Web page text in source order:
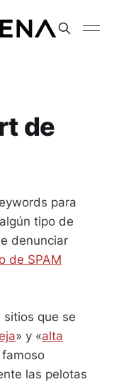
de
para
tipo de
denunciar
de SPAM
sitios que se
» y «alta
las pelotas